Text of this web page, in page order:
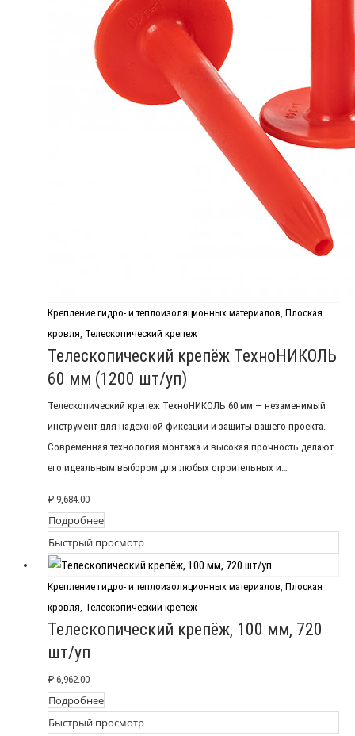
Крепление гидро- и теплоизоляционных материалов, Плоская
кровля, Телескопический крепеж
Телескопический крепёж ТехноНИКОЛЬ
60 мм (1200 шт/уп)
Телескопический крепеж ТехноНИКОЛЬ 60 мм — незаменимый
инструмент для надежной фиксации и защиты вашего проекта.
Современная технология монтажа и высокая прочность делают
его идеальным выбором для любых строительных и…
₽ 9,684.00
Подробнее
Быстрый просмотр
Крепление гидро- и теплоизоляционных материалов, Плоская
кровля, Телескопический крепеж
Телескопический крепёж, 100 мм, 720
шт/уп
₽ 6,962.00
Подробнее
Быстрый просмотр